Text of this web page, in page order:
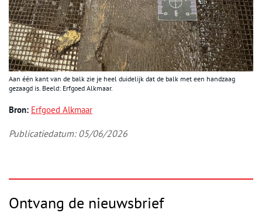
Aan één kant van de balk zie je heel duidelijk dat de balk met een handzaag
gezaagd is. Beeld: Erfgoed Alkmaar.
Bron: Erfgoed Alkmaar
Publicatiedatum: 05/06/2026
Ontvang de nieuwsbrief